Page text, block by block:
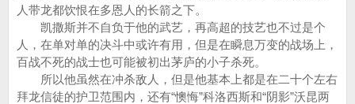
人带龙都饮恨在多恩人的长箭之下。
凯撒斯并不自负于他的武艺，再高超的技艺也不过是个
人，在单对单的决斗中或许有用，但是在瞬息万变的战场上，
百战不死的战士也可能被初出茅庐的小子杀死。
所以他虽然在冲杀敌人，但是他基本上都是在二十个左右
拜龙信徒的护卫范围内，还有“懊悔”科洛西斯和“阴影”沃昆两